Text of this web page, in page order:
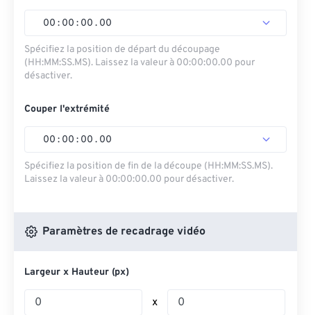
00 : 00 : 00 . 00
Spécifiez la position de départ du découpage
(HH:MM:SS.MS). Laissez la valeur à 00:00:00.00 pour
désactiver.
Couper l'extrémité
00 : 00 : 00 . 00
Spécifiez la position de fin de la découpe (HH:MM:SS.MS).
Laissez la valeur à 00:00:00.00 pour désactiver.
Paramètres de recadrage vidéo
Largeur x Hauteur (px)
x